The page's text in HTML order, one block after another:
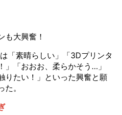
大興奮！
「素晴らしい」「3Dプリンタ
」「おおお、柔らかそう…」
りたい！」といった興奮と願
。